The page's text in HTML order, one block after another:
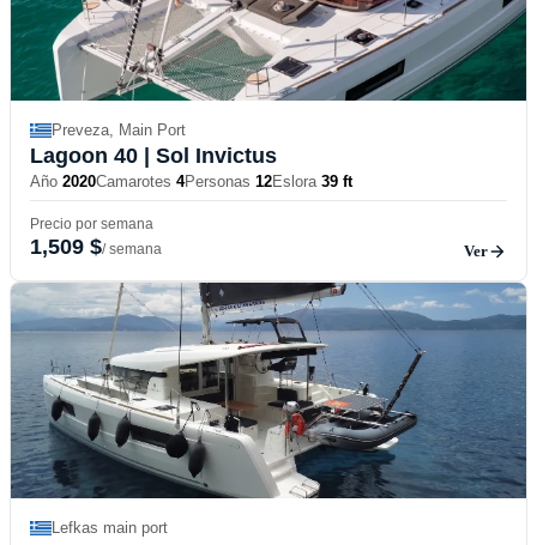
Preveza, Main Port
Lagoon 40 | Sol Invictus
Año 2020Camarotes 4Personas 12Eslora 39 ft
Precio por semana
1,509 $/ semana Ver
Lefkas main port